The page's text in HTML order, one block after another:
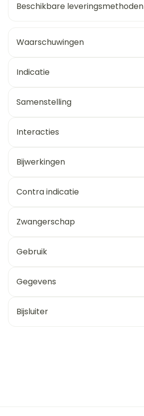
Beschikbare leveringsmethoden
Waarschuwingen
Indicatie
Samenstelling
Interacties
Bijwerkingen
Contra indicatie
Zwangerschap
Gebruik
Gegevens
Bijsluiter